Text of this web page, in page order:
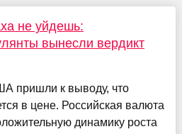
не уйдешь:
вынесли вердикт
пришли к выводу, что
в цене. Российская валюта
динамику роста